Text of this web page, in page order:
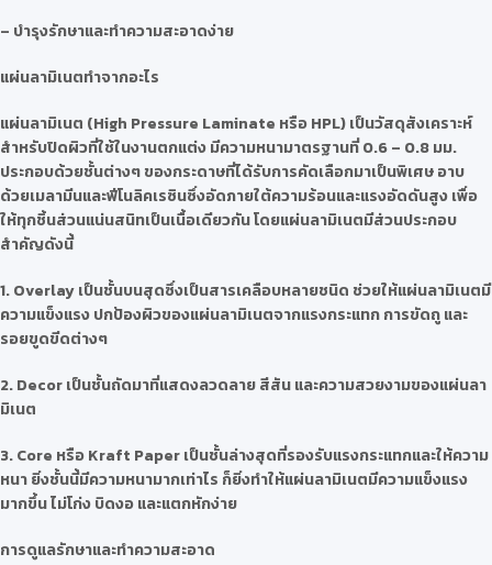
– บำรุงรักษาและทำความสะอาดง่าย
แผ่นลามิเนตทำจากอะไร
แผ่นลามิเนต (High Pressure Laminate หรือ HPL) เป็นวัสดุสังเคราะห์
สำหรับปิดผิวที่ใช้ในงานตกแต่ง มีความหนามาตรฐานที่ 0.6 – 0.8 มม.
ประกอบด้วยชั้นต่างๆ ของกระดาษที่ได้รับการคัดเลือกมาเป็นพิเศษ อาบ
ด้วยเมลามีนและฟีโนลิคเรซินซึ่งอัดภายใต้ความร้อนและแรงอัดดันสูง เพื่อ
ให้ทุกชิ้นส่วนแน่นสนิทเป็นเนื้อเดียวกัน โดยแผ่นลามิเนตมีส่วนประกอบ
สำคัญดังนี้
1. Overlay เป็นชั้นบนสุดซึ่งเป็นสารเคลือบหลายชนิด ช่วยให้แผ่นลามิเนตมี
ความแข็งแรง ปกป้องผิวของแผ่นลามิเนตจากแรงกระแทก การขัดถู และ
รอยขูดขีดต่างๆ
2. Decor เป็นชั้นถัดมาที่แสดงลวดลาย สีสัน และความสวยงามของแผ่นลา
มิเนต
3. Core หรือ Kraft Paper เป็นชั้นล่างสุดที่รองรับแรงกระแทกและให้ความ
หนา ยิ่งชั้นนี้มีความหนามากเท่าไร ก็ยิ่งทำให้แผ่นลามิเนตมีความแข็งแรง
มากขึ้น ไม่โก่ง บิดงอ และแตกหักง่าย
การดูแลรักษาและทำความสะอาด